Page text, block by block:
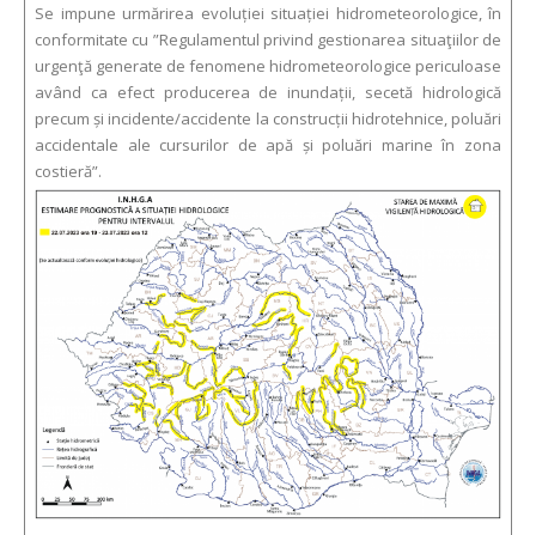
Se impune urmărirea evoluției situației hidrometeorologice, în
conformitate cu ”Regulamentul privind gestionarea situaţiilor de
urgenţă generate de fenomene hidrometeorologice periculoase
având ca efect producerea de inundații, secetă hidrologică
precum și incidente/accidente la construcții hidrotehnice, poluări
accidentale ale cursurilor de apă și poluări marine în zona
costieră”.